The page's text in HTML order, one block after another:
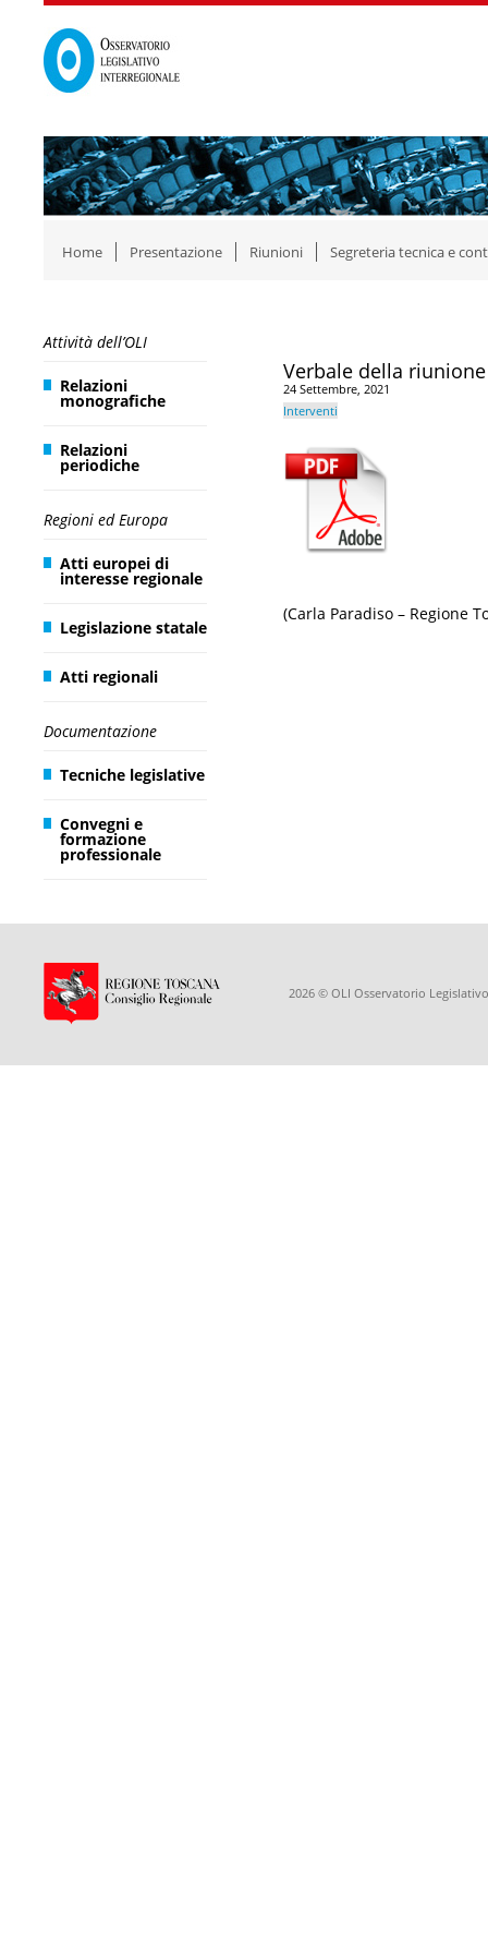
Home Presentazione Riunioni Segreteria tecnica e
Attività dell’OLI
Relazioni
monografiche
Relazioni
periodiche
Regioni ed Europa
Atti europei di
interesse regionale
Legislazione statale
Atti regionali
Documentazione
Tecniche legislative
Convegni e
formazione
professionale
Verbale della
24 Settembre, 2021
Interventi
(Carla Paradiso – Regione
2026 © OLI Osservatorio